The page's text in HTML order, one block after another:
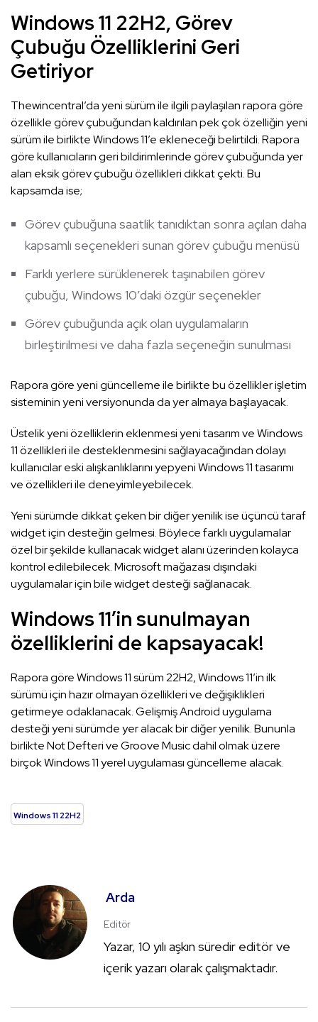
Windows 11 22H2, Görev
Çubuğu Özelliklerini Geri
Getiriyor
Thewincentral’da yeni sürüm ile ilgili paylaşılan rapora göre
özellikle görev çubuğundan kaldırılan pek çok özelliğin yeni
sürüm ile birlikte Windows 11’e ekleneceği belirtildi. Rapora
göre kullanıcıların geri bildirimlerinde görev çubuğunda yer
alan eksik görev çubuğu özellikleri dikkat çekti. Bu
kapsamda ise;
Görev çubuğuna saatlik tanıdıktan sonra açılan daha
kapsamlı seçenekleri sunan görev çubuğu menüsü
Farklı yerlere sürüklenerek taşınabilen görev
çubuğu, Windows 10’daki özgür seçenekler
Görev çubuğunda açık olan uygulamaların
birleştirilmesi ve daha fazla seçeneğin sunulması
Rapora göre yeni güncelleme ile birlikte bu özellikler işletim
sisteminin yeni versiyonunda da yer almaya başlayacak.
Üstelik yeni özelliklerin eklenmesi yeni tasarım ve Windows
11 özellikleri ile desteklenmesini sağlayacağından dolayı
kullanıcılar eski alışkanlıklarını yepyeni Windows 11 tasarımı
ve özellikleri ile deneyimleyebilecek.
Yeni sürümde dikkat çeken bir diğer yenilik ise üçüncü taraf
widget için desteğin gelmesi. Böylece farklı uygulamalar
özel bir şekilde kullanacak widget alanı üzerinden kolayca
kontrol edilebilecek. Microsoft mağazası dışındaki
uygulamalar için bile widget desteği sağlanacak.
Windows 11’in sunulmayan
özelliklerini de kapsayacak!
Rapora göre Windows 11 sürüm 22H2, Windows 11’in ilk
sürümü için hazır olmayan özellikleri ve değişiklikleri
getirmeye odaklanacak. Gelişmiş Android uygulama
desteği yeni sürümde yer alacak bir diğer yenilik. Bununla
birlikte Not Defteri ve Groove Music dahil olmak üzere
birçok Windows 11 yerel uygulaması güncelleme alacak.
Windows 11 22H2
Arda
Editör
Yazar, 10 yılı aşkın süredir editör ve
içerik yazarı olarak çalışmaktadır.